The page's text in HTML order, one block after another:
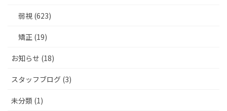
弱視 (623)
矯正 (19)
お知らせ (18)
スタッフブログ (3)
未分類 (1)